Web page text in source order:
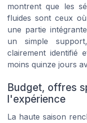
montrent que les
fluides sont ceux
une partie
un simple
clairement identifié
moins quinze jours
Budget, offres
l'expérience
La haute saison